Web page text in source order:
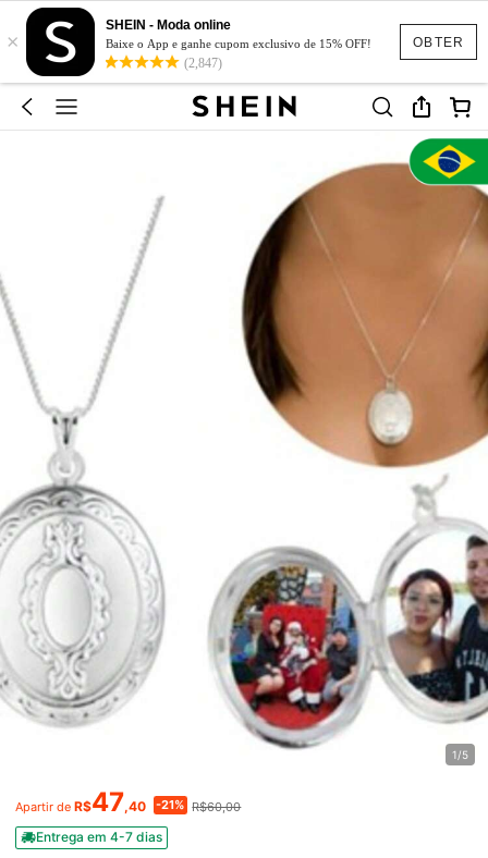
OBTER
×
SHEIN - Moda online
Baixe o App e ganhe cupom exclusivo de 15% OFF!
(2,847)
1/5
Apartir de R$47,40 -21% R$60,00
Entrega em 4-7 dias